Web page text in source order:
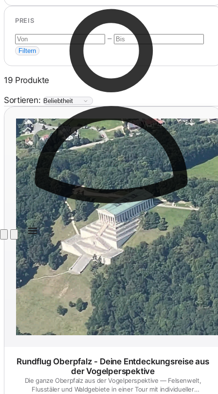
PREIS
–
Filtern
19 Produkte
Sortieren:
Rundflug Oberpfalz - Deine Entdeckungsreise aus
der Vogelperspektive
Die ganze Oberpfalz aus der Vogelperspektive — Felsenwelt,
Flusstäler und Waldgebiete in einer Tour mit individueller